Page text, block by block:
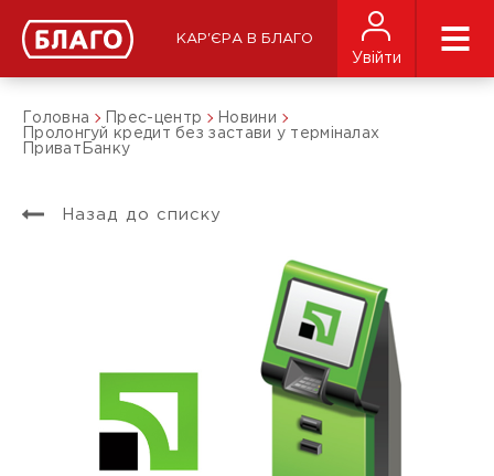
КАР'ЄРА В БЛАГО
Увійти
Головна Прес-центр
Новини
Пролонгуй кредит без застави у терміналах
ПриватБанку
Назад до списку